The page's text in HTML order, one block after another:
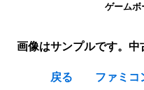
ゲームボ
画像はサンプルです。中
戻る ファミコ